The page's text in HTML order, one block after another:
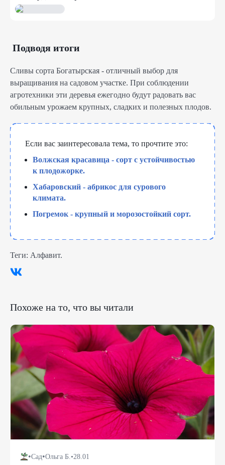
Подводя итоги
Сливы сорта Богатырская - отличный выбор для
выращивания на садовом участке. При соблюдении
агротехники эти деревья ежегодно будут радовать вас
обильным урожаем крупных, сладких и полезных плодов.
Если вас заинтересовала тема, то прочтите это:
Волжская красавица - сорт с устойчивостью
к плодожорке.
Хабаровский - абрикос для сурового
климата.
Погремок - крупный и морозостойкий сорт.
Теги: Алфавит.
Похоже на то, что вы читали
•Сад•Ольга Б. •28.01